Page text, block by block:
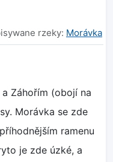
rzeky: Morávka
Záhořím (obojí na
Morávka se zde
ramenu
je zde úzké, a